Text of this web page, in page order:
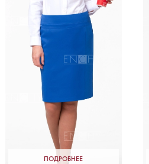
ПОДРОБНЕЕ